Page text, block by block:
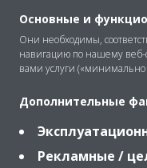
Решения
Помощь
Основные и
Они необходимы,
навигацию по нашему веб-
вами услуги
Дополнительные
Рекламные /